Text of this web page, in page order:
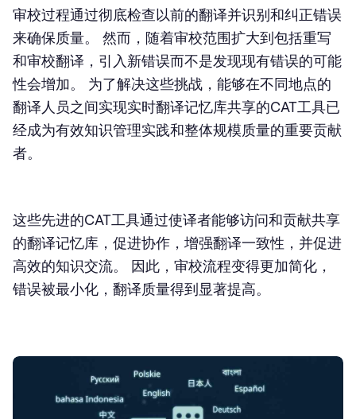
审校过程通过彻底检查以前的翻译并识别和纠正错误
来确保质量。 然而，随着审校范围扩大到包括重写
和审校翻译，引入新错误而不是发现现有错误的可能
性会增加。 为了解决这些挑战，能够在不同地点的
翻译人员之间实现实时翻译记忆库共享的CAT工具已
经成为有效知识管理实践和整体规模质量的重要贡献
者。
这些先进的CAT工具通过使译者能够访问和贡献共享
的翻译记忆库，促进协作，增强翻译一致性，并促进
高效的知识交流。 因此，审校流程变得更加简化，
错误被最小化，翻译质量得到显著提高。